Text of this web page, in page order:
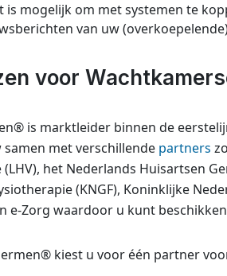
is mogelijk om met systemen te
van uw
voor
is marktleider binnen de
met verschillende partners
het Nederlands Huisartsen
(KNGF), Koninklijke
e-Zorg waardoor u kunt
kiest u voor één partner